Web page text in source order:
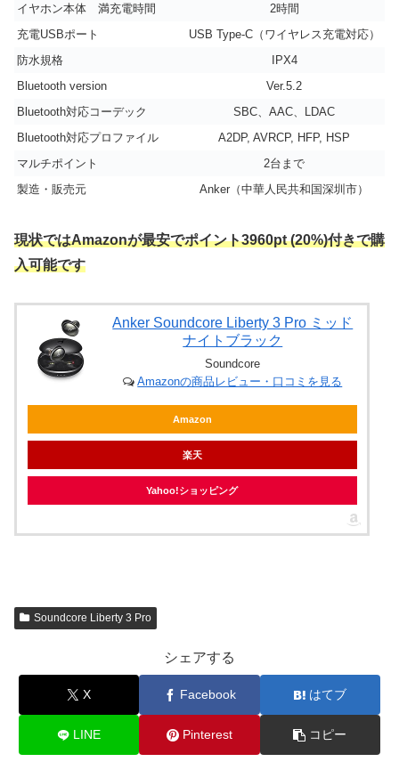
イヤホン本体 満充電時間
2時間
充電USBポート
USB Type-C（ワイヤレス充電対応）
防水規格
IPX4
Bluetooth version
Ver.5.2
Bluetooth対応コーデック
SBC、AAC、LDAC
Bluetooth対応プロファイル
A2DP, AVRCP, HFP, HSP
マルチポイント
2台まで
製造・販売元
Anker（中華人民共和国深圳市）
現状ではAmazonが最安でポイント3960pt (20%)付きで購
入可能です
Anker Soundcore Liberty 3 Pro ミッド
ナイトブラック
Soundcore
Amazonの商品レビュー・口コミを見る
Amazon
楽天
Yahoo!ショッピング
Soundcore Liberty 3 Pro
シェアする
X Facebook はてブ
LINE Pinterest コピー